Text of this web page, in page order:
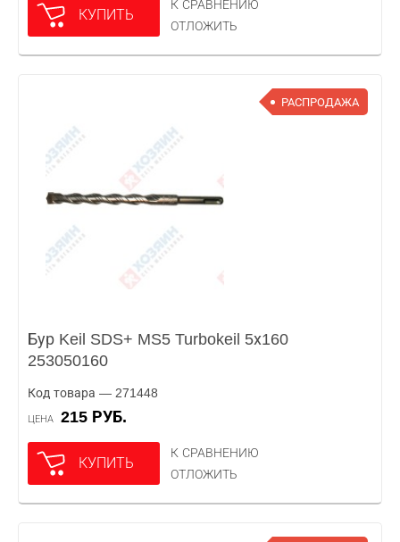
КУПИТЬ
К СРАВНЕНИЮ
ОТЛОЖИТЬ
РАСПРОДАЖА
Бур Keil SDS+ MS5 Turbokeil 5х160
253050160
Код товара — 271448
ЦЕНА 215 РУБ.
КУПИТЬ
К СРАВНЕНИЮ
ОТЛОЖИТЬ